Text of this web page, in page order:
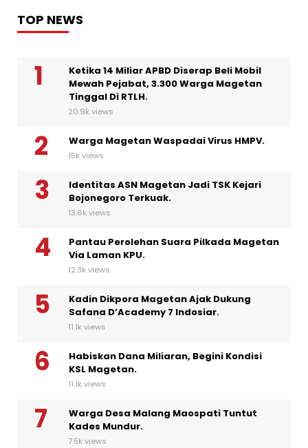
TOP NEWS
Ketika 14 Miliar APBD Diserap Beli Mobil
Mewah Pejabat, 3.300 Warga Magetan
Tinggal Di RTLH.
20.9k views
Warga Magetan Waspadai Virus HMPV.
15k views
Identitas ASN Magetan Jadi TSK Kejari
Bojonegoro Terkuak.
13.6k views
Pantau Perolehan Suara Pilkada Magetan
Via Laman KPU.
12.3k views
Kadin Dikpora Magetan Ajak Dukung
Safana D’Academy 7 Indosiar.
11.1k views
Habiskan Dana Miliaran, Begini Kondisi
KSL Magetan.
11.1k views
Warga Desa Malang Maospati Tuntut
Kades Mundur.
7.5k views